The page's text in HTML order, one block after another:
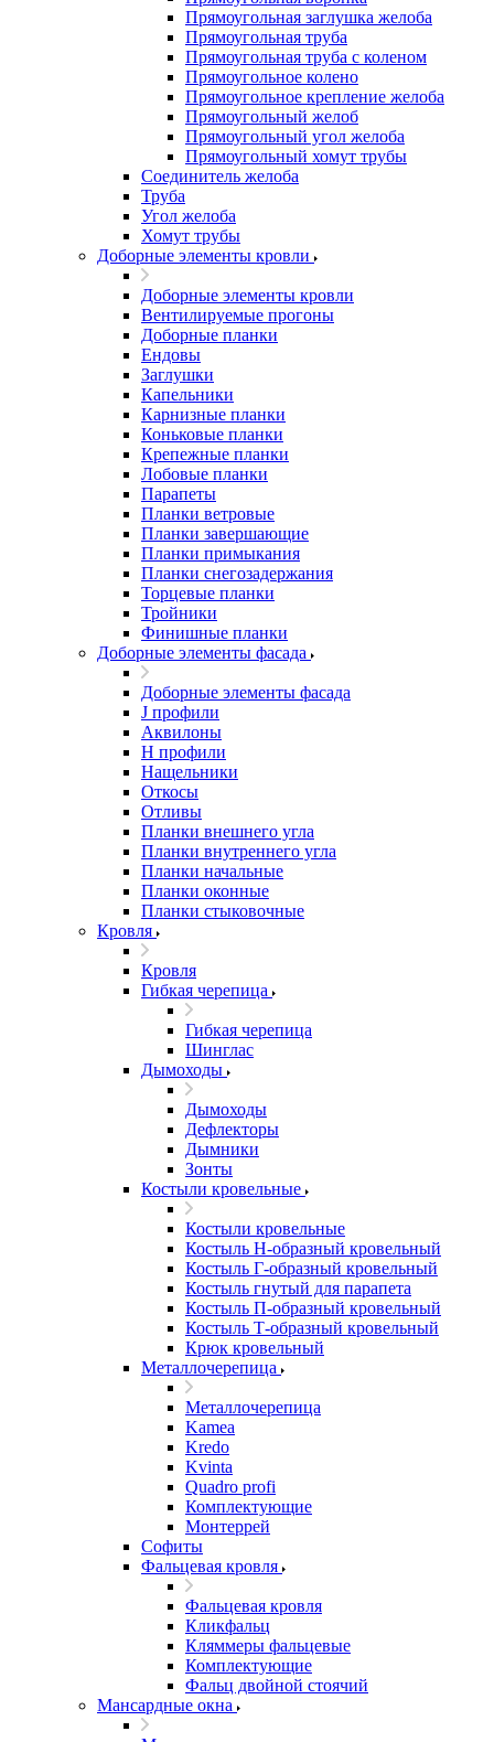
Прямоугольная заглушка желоба
Прямоугольная труба
Прямоугольная труба c коленом
Прямоугольное колено
Прямоугольное крепление желоба
Прямоугольный желоб
Прямоугольный угол желоба
Прямоугольный хомут трубы
Соединитель желоба
Труба
Угол желоба
Хомут трубы
Доборные элементы кровли
Доборные элементы кровли
Вентилируемые прогоны
Доборные планки
Ендовы
Заглушки
Капельники
Карнизные планки
Коньковые планки
Крепежные планки
Лобовые планки
Парапеты
Планки ветровые
Планки завершающие
Планки примыкания
Планки снегозадержания
Торцевые планки
Тройники
Финишные планки
Доборные элементы фасада
Доборные элементы фасада
J профили
Аквилоны
Н профили
Нащельники
Откосы
Отливы
Планки внешнего угла
Планки внутреннего угла
Планки начальные
Планки оконные
Планки стыковочные
Кровля
Кровля
Гибкая черепица
Гибкая черепица
Шинглас
Дымоходы
Дымоходы
Дефлекторы
Дымники
Зонты
Костыли кровельные
Костыли кровельные
Костыль H-образный кровельный
Костыль Г-образный кровельный
Костыль гнутый для парапета
Костыль П-образный кровельный
Костыль Т-образный кровельный
Крюк кровельный
Металлочерепица
Металлочерепица
Kamea
Kredo
Kvinta
Quadro profi
Комплектующие
Монтеррей
Софиты
Фальцевая кровля
Фальцевая кровля
Кликфальц
Кляммеры фальцевые
Комплектующие
Фальц двойной стоячий
Мансардные окна